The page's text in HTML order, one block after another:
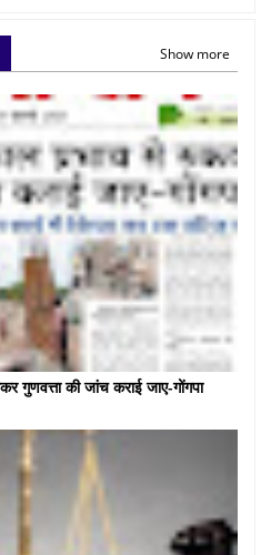
Show more
गुणवत्ता की जांच कराई जाए-गोंगपा